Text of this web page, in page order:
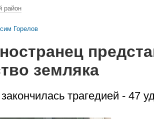
район
Горелов
земляка
трагедией - 47